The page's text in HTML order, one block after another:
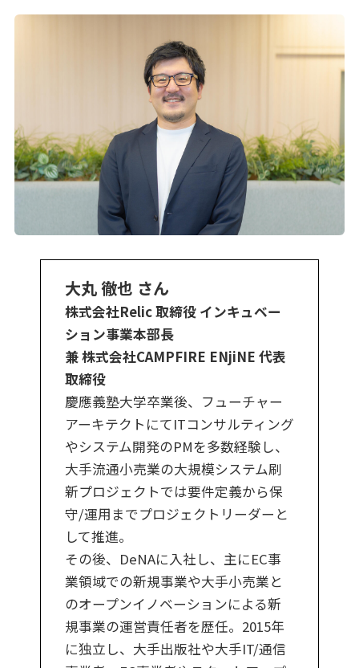
大丸 徹也 さん
株式会社Relic 取締役 インキュベー
ション事業本部長
兼 株式会社CAMPFIRE ENjiNE 代表
取締役
慶應義塾大学卒業後、フューチャー
アーキテクトにてITコンサルティング
やシステム開発のPMを多数経験し、
大手流通小売業の大規模システム刷
新プロジェクトでは要件定義から保
守/運用までプロジェクトリーダーと
して推進。
その後、DeNAに入社し、主にEC事
業領域での新規事業や大手小売業と
のオープンイノベーションによる新
規事業の運営責任者を歴任。2015年
に独立し、大手出版社や大手IT/通信